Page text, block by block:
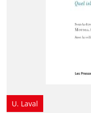
U. Laval